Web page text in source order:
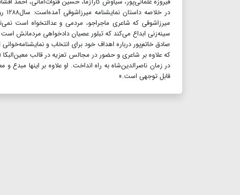
در
میرزاشوقی که شاعری ماجراجو، مردمی و عدالتخواه است
سینه‌زنی ابداع می‌کند که تبلور عصیان دادخواهی
صادق خاتم‌پور درباره اهداف خود برای انتخاب و
که علاوه بر شاعری و حضور در مجالس تعزیه در قالب
در زمان ناصرالدین‌شاه به راه انداخت. او علاوه بر اینها
قابل توجهی است.»